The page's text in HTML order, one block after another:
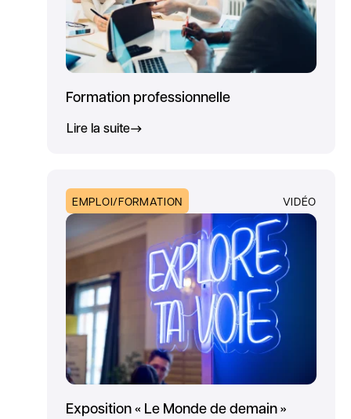
Formation professionnelle
Lire la suite
EMPLOI/FORMATION VIDÉO
Exposition « Le Monde de demain »